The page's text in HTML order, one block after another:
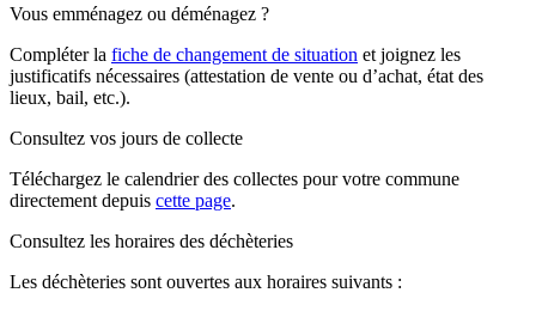
Vous emménagez ou déménagez ?
Compléter la fiche de changement de situation et joignez les
justificatifs nécessaires (attestation de vente ou d’achat, état des
lieux, bail, etc.).
Consultez vos jours de collecte
Téléchargez le calendrier des collectes pour votre commune
directement depuis cette page.
Consultez les horaires des déchèteries
Les déchèteries sont ouvertes aux horaires suivants :